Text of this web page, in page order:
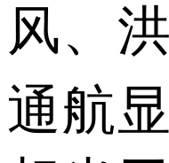
风、
通航